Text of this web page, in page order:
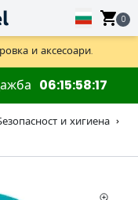
0
карти и декорации.
и аксесоари.
06 15 58 17
и хигиена